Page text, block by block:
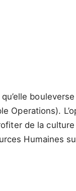
qu’elle
Operations).
de la
Humaines